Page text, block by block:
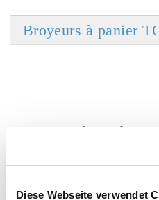
Diese Webseite verwendet
Broyeurs à panier
Broyeurs à panier